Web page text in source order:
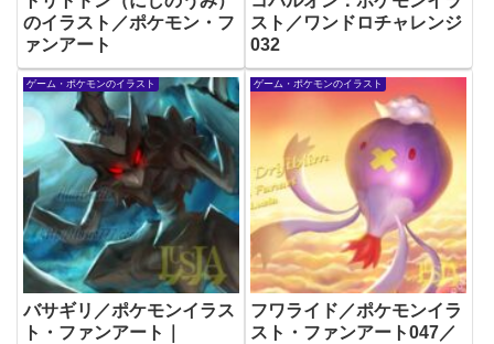
のイラスト／ポケモン・フ
ァンアート
スト／ワンドロチャレンジ
032
ゲーム・ポケモンのイラスト
バサギリ／ポケモンイラス
ト・ファンアート｜
ゲーム・ポケモンのイラスト
フワライド／ポケモンイラ
スト・ファンアート047／